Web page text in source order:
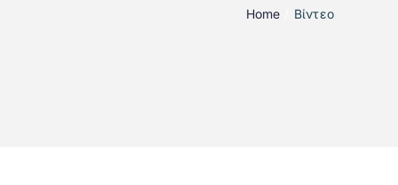
Home Βίντεο